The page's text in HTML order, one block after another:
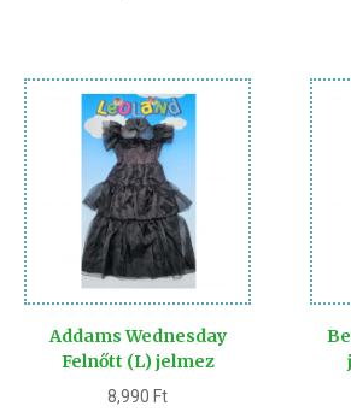
Addams Wednesday
Felnőtt (L) jelmez
8,990 Ft